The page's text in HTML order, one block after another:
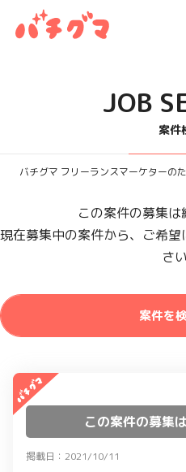
JOB
案件
バチグマ フリーランスマーケターの
この案件の募集は
現在募集中の案件から、ご希
さい
案件を
この案件の募集
掲載日：2021/10/11